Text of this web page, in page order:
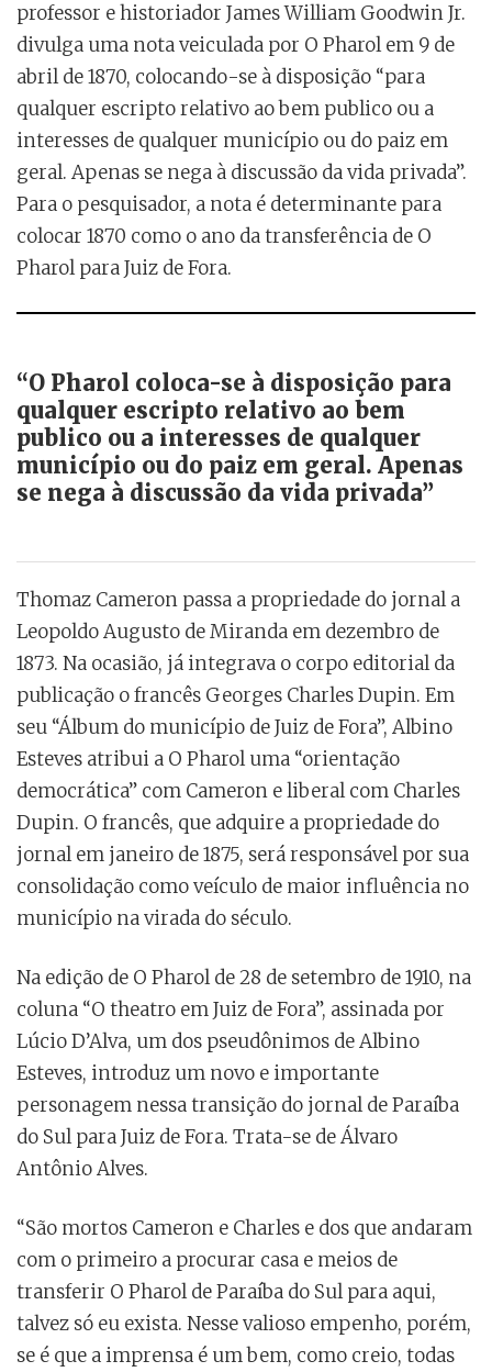
professor e historiador James William Goodwin Jr.
divulga uma nota veiculada por O Pharol em 9 de
abril de 1870, colocando-se à disposição “para
qualquer escripto relativo ao bem publico ou a
interesses de qualquer município ou do paiz em
geral. Apenas se nega à discussão da vida privada”.
Para o pesquisador, a nota é determinante para
colocar 1870 como o ano da transferência de O
Pharol para Juiz de Fora.
“O Pharol coloca-se à disposição para
qualquer escripto relativo ao bem
publico ou a interesses de qualquer
município ou do paiz em geral. Apenas
se nega à discussão da vida privada”
Thomaz Cameron passa a propriedade do jornal a
Leopoldo Augusto de Miranda em dezembro de
1873. Na ocasião, já integrava o corpo editorial da
publicação o francês Georges Charles Dupin. Em
seu “Álbum do município de Juiz de Fora”, Albino
Esteves atribui a O Pharol uma “orientação
democrática” com Cameron e liberal com Charles
Dupin. O francês, que adquire a propriedade do
jornal em janeiro de 1875, será responsável por sua
consolidação como veículo de maior influência no
município na virada do século.
Na edição de O Pharol de 28 de setembro de 1910, na
coluna “O theatro em Juiz de Fora”, assinada por
Lúcio D’Alva, um dos pseudônimos de Albino
Esteves, introduz um novo e importante
personagem nessa transição do jornal de Paraíba
do Sul para Juiz de Fora. Trata-se de Álvaro
Antônio Alves.
“São mortos Cameron e Charles e dos que andaram
com o primeiro a procurar casa e meios de
transferir O Pharol de Paraíba do Sul para aqui,
talvez só eu exista. Nesse valioso empenho, porém,
se é que a imprensa é um bem, como creio, todas